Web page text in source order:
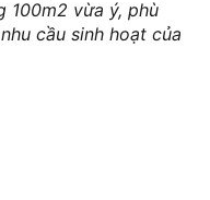
100m2 vừa ý, phù
cầu sinh hoạt của